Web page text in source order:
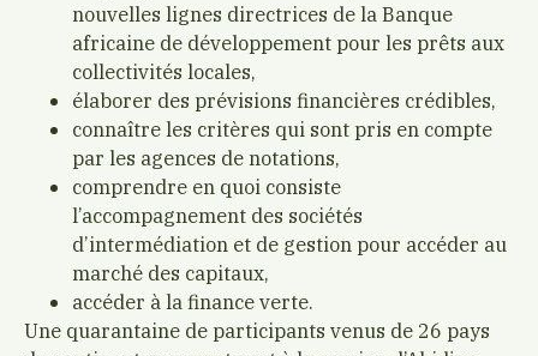
nouvelles lignes directrices de la Banque
africaine de développement pour les prêts aux
collectivités locales,
élaborer des prévisions financières crédibles,
connaître les critères qui sont pris en compte
par les agences de notations,
comprendre en quoi consiste
l’accompagnement des sociétés
d’intermédiation et de gestion pour accéder au
marché des capitaux,
accéder à la finance verte.
Une quarantaine de participants venus de 26 pays